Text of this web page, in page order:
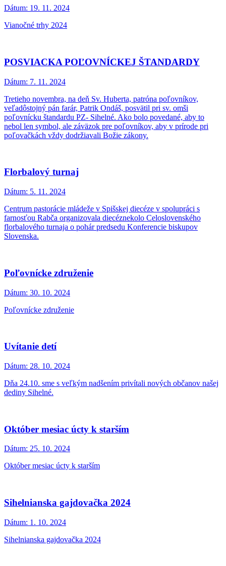
Dátum: 19. 11. 2024
Vianočné trhy 2024
POSVIACKA POĽOVNÍCKEJ ŠTANDARDY
Dátum: 7. 11. 2024
Tretieho novembra, na deň Sv. Huberta, patróna poľovníkov,
veľadôstojný pán farár, Patrik Ondáš, posvätil pri sv. omši
poľovnícku štandardu PZ- Sihelné. Ako bolo povedané, aby to
nebol len symbol, ale záväzok pre poľovníkov, aby v prírode pri
poľovačkách vždy dodržiavali Božie zákony.
Florbalový turnaj
Dátum: 5. 11. 2024
Centrum pastorácie mládeže v Spišskej diecéze v spolupráci s
farnosťou Rabča organizovala diecéznekolo Celoslovenského
florbalového turnaja o pohár predsedu Konferencie biskupov
Slovenska.
Poľovnícke združenie
Dátum: 30. 10. 2024
Poľovnícke združenie
Uvítanie detí
Dátum: 28. 10. 2024
Dňa 24.10. sme s veľkým nadšením privítali nových občanov našej
dediny Sihelné.
Október mesiac úcty k starším
Dátum: 25. 10. 2024
Október mesiac úcty k starším
Sihelnianska gajdovačka 2024
Dátum: 1. 10. 2024
Sihelnianska gajdovačka 2024